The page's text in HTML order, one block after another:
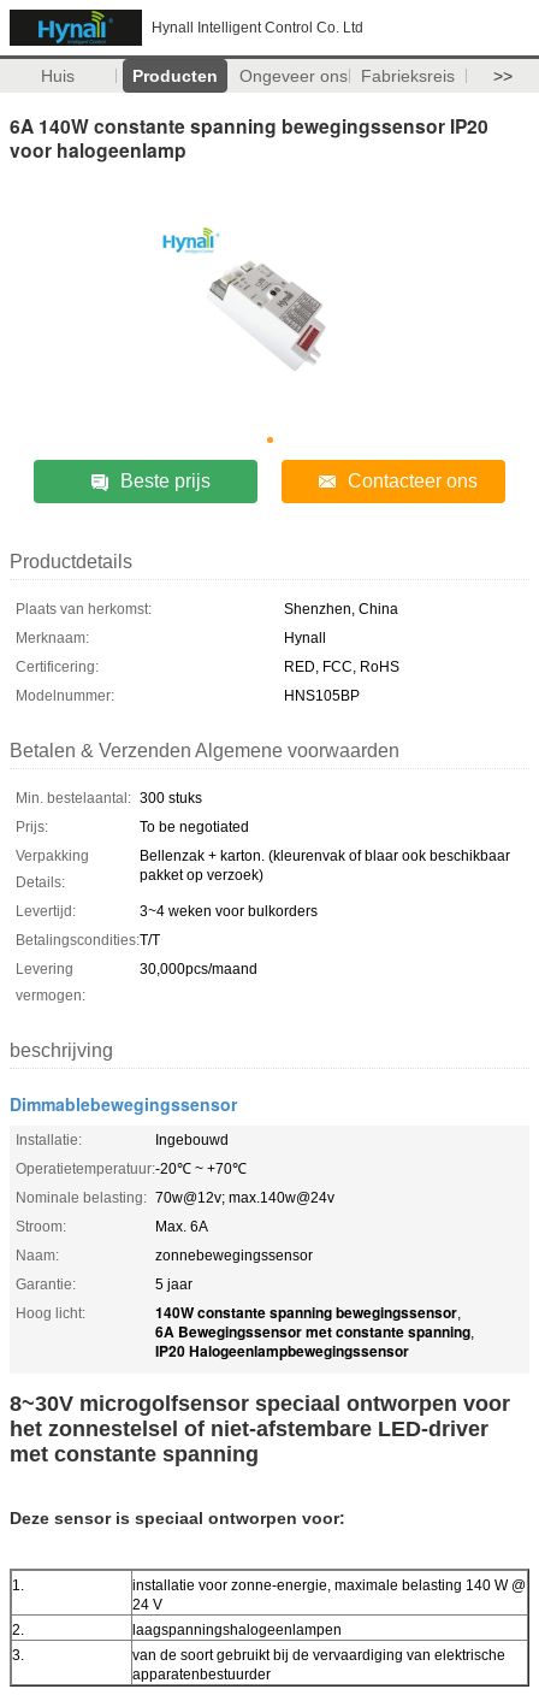
Hynall Intelligent Control Co. Ltd
Huis Producten Ongeveer ons Fabrieksreis >>
6A 140W constante spanning bewegingssensor IP20
voor halogeenlamp
Beste prijs Contacteer ons
Productdetails
Plaats van herkomst:
Shenzhen, China
Merknaam:
Hynall
Certificering:
RED, FCC, RoHS
Modelnummer:
HNS105BP
Betalen & Verzenden Algemene voorwaarden
Min. bestelaantal: 300 stuks
Prijs:
To be negotiated
Verpakking
Details:
Bellenzak + karton. (kleurenvak of blaar ook beschikbaar
pakket op verzoek)
Levertijd:
3~4 weken voor bulkorders
Betalingscondities:T/T
Levering
vermogen:
30,000pcs/maand
beschrijving
Dimmablebewegingssensor
Installatie:
Ingebouwd
Operatietemperatuur:-20℃ ~ +70℃
Nominale belasting: 70w@12v; max.140w@24v
Stroom:
Max. 6A
Naam:
zonnebewegingssensor
Garantie:
5 jaar
Hoog licht:
140W constante spanning bewegingssensor,
6A Bewegingssensor met constante spanning,
IP20 Halogeenlampbewegingssensor
8~30V microgolfsensor speciaal ontworpen voor
het zonnestelsel of niet-afstembare LED-driver
met constante spanning
Deze sensor is speciaal ontworpen voor:
1.
installatie voor zonne-energie, maximale belasting 140 W @
24 V
2.
laagspanningshalogeenlampen
3.
van de soort gebruikt bij de vervaardiging van elektrische
apparatenbestuurder